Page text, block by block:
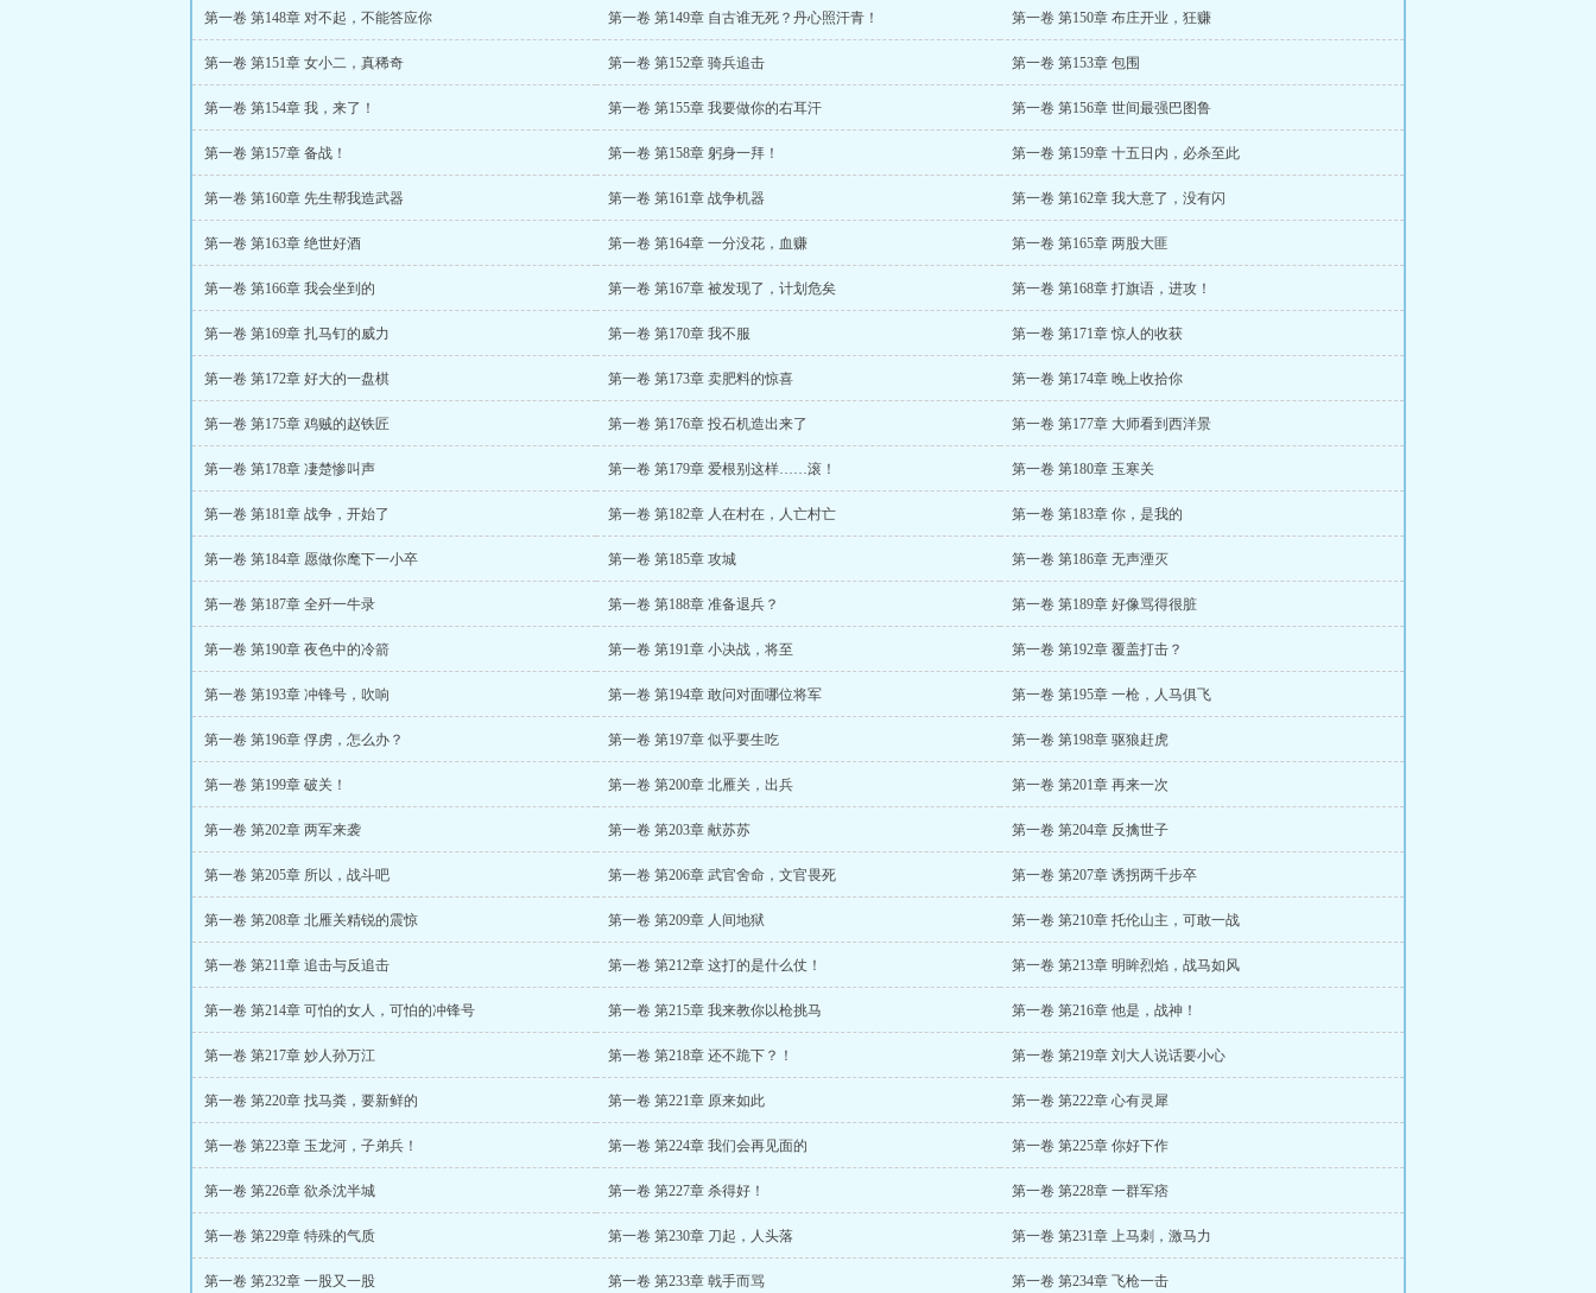
第一卷 第148章 对不起，不能答应你 第一卷 第149章 自古谁无死？丹心照汗青！ 第一卷 第150章 布庄开业，狂赚
第一卷 第151章 女小二，真稀奇 第一卷 第152章 骑兵追击 第一卷 第153章 包围
第一卷 第154章 我，来了！ 第一卷 第155章 我要做你的右耳汗 第一卷 第156章 世间最强巴图鲁
第一卷 第157章 备战！ 第一卷 第158章 躬身一拜！ 第一卷 第159章 十五日内，必杀至此
第一卷 第160章 先生帮我造武器 第一卷 第161章 战争机器 第一卷 第162章 我大意了，没有闪
第一卷 第163章 绝世好酒 第一卷 第164章 一分没花，血赚 第一卷 第165章 两股大匪
第一卷 第166章 我会坐到的 第一卷 第167章 被发现了，计划危矣 第一卷 第168章 打旗语，进攻！
第一卷 第169章 扎马钉的威力 第一卷 第170章 我不服 第一卷 第171章 惊人的收获
第一卷 第172章 好大的一盘棋 第一卷 第173章 卖肥料的惊喜 第一卷 第174章 晚上收拾你
第一卷 第175章 鸡贼的赵铁匠 第一卷 第176章 投石机造出来了 第一卷 第177章 大师看到西洋景
第一卷 第178章 凄楚惨叫声 第一卷 第179章 爱根别这样……滚！ 第一卷 第180章 玉寒关
第一卷 第181章 战争，开始了 第一卷 第182章 人在村在，人亡村亡 第一卷 第183章 你，是我的
第一卷 第184章 愿做你麾下一小卒 第一卷 第185章 攻城 第一卷 第186章 无声湮灭
第一卷 第187章 全歼一牛录 第一卷 第188章 准备退兵？ 第一卷 第189章 好像骂得很脏
第一卷 第190章 夜色中的冷箭 第一卷 第191章 小决战，将至 第一卷 第192章 覆盖打击？
第一卷 第193章 冲锋号，吹响 第一卷 第194章 敢问对面哪位将军 第一卷 第195章 一枪，人马俱飞
第一卷 第196章 俘虏，怎么办？ 第一卷 第197章 似乎要生吃 第一卷 第198章 驱狼赶虎
第一卷 第199章 破关！ 第一卷 第200章 北雁关，出兵 第一卷 第201章 再来一次
第一卷 第202章 两军来袭 第一卷 第203章 献苏苏 第一卷 第204章 反擒世子
第一卷 第205章 所以，战斗吧 第一卷 第206章 武官舍命，文官畏死 第一卷 第207章 诱拐两千步卒
第一卷 第208章 北雁关精锐的震惊 第一卷 第209章 人间地狱 第一卷 第210章 托伦山主，可敢一战
第一卷 第211章 追击与反追击 第一卷 第212章 这打的是什么仗！ 第一卷 第213章 明眸烈焰，战马如风
第一卷 第214章 可怕的女人，可怕的冲锋号 第一卷 第215章 我来教你以枪挑马 第一卷 第216章 他是，战神！
第一卷 第217章 妙人孙万江 第一卷 第218章 还不跪下？！ 第一卷 第219章 刘大人说话要小心
第一卷 第220章 找马粪，要新鲜的 第一卷 第221章 原来如此 第一卷 第222章 心有灵犀
第一卷 第223章 玉龙河，子弟兵！ 第一卷 第224章 我们会再见面的 第一卷 第225章 你好下作
第一卷 第226章 欲杀沈半城 第一卷 第227章 杀得好！ 第一卷 第228章 一群军痞
第一卷 第229章 特殊的气质 第一卷 第230章 刀起，人头落 第一卷 第231章 上马刺，激马力
第一卷 第232章 一股又一股 第一卷 第233章 戟手而骂 第一卷 第234章 飞枪一击